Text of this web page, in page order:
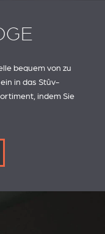
bequem von zu
in das Stûv-
indem Sie